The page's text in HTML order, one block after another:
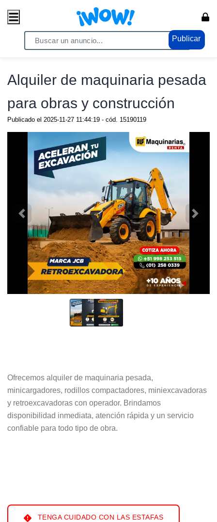
Publicar
/ Servicios / Transporte
Alquiler de maquinaria pesada
para obras y construcción
Publicado el 2025-11-27 11:44:19 - cód. 15190119
Ofrecemos alquiler de maquinaria pesada,
minicargadores, rodillos compactadores, miniexcavadoras
y retroexcavadoras con operador. Brindamos
disponibilidad inmediata, atención rápida y un servicio
confiable para todo tipo de obra.
TENGA CUIDADO CON LAS ESTAFAS